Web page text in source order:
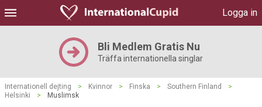
Logga in
Bli Medlem Gratis Nu
Träffa internationella singlar
Internationell dejting > Kvinnor > Finska > Southern Finland
>
Helsinki
> Muslimsk